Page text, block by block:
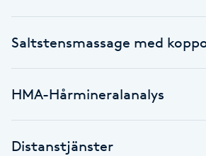
Dermapen
Diamantslipning
Enzympeeling
Saltstensmassage med
HMA-Hårmineralanalys
Distanstjänster